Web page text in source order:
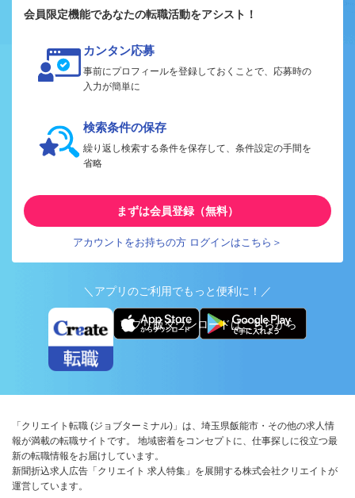
会員限定機能であなたの転職活動をアシスト！
カンタン応募
事前にプロフィールを登録しておくことで、応募時の
入力が簡単に
検索条件の保存
繰り返し検索する条件を保存して、条件設定の手間を
省略
まずは会員登録（無料）
アカウントをお持ちの方 ログインはこちら＞
＼アプリのご利用でもっと便利に！／
アプリ版ダウンロードはこちらから
「クリエイト転職 (ジョブターミナル)」は、埼玉県飯能市・その他の求人情
報が満載の転職サイトです。 地域密着をコンセプトに、仕事探しに役立つ最
新の転職情報をお届けしています。
新聞折込求人広告「クリエイト 求人特集」を展開する株式会社クリエイトが
運営しています。